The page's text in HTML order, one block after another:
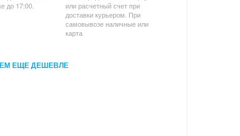
до 17:00.
или расчетный счет при
доставки курьером. При
самовывозе наличные или
карта
ЕЩЕ ДЕШЕВЛЕ